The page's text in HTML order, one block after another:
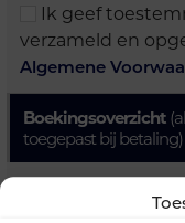
Ik geef
verzameld en
Algemene
Boekingsoverzicht
toegepast bij betaling)
LBT Terwolde